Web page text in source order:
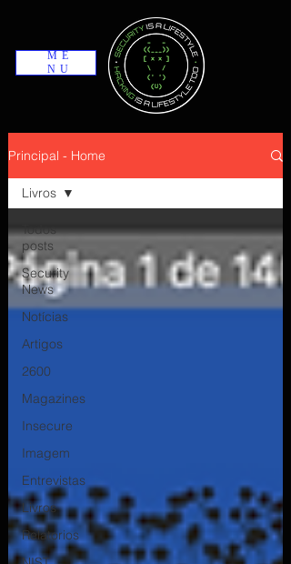
ME
NU
Principal - Home
Todos
posts
Security
News
Notícias
Artigos
2600
Magazines
Insecure
Imagem
Entrevistas
Livros
Relatorios
Livros